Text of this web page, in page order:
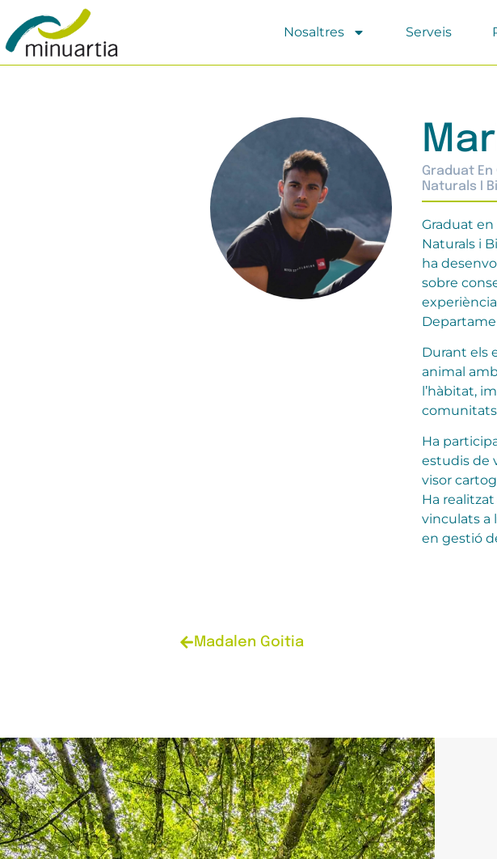
Nosaltres Serveis
Graduat
Naturals I
Graduat
Naturals i
ha
sobre
Durant els
animal
l’hàbitat,
comunitats
Ha
estudis de
visor
Ha
vinculats a
en gestió
Madalen Goitia